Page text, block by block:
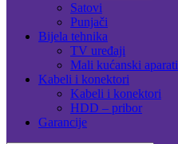
Satovi
Punjači
Bijela tehnika
TV uređaji
Mali kućanski aparati
Kabeli i konektori
Kabeli i konektori
HDD – pribor
Garancije